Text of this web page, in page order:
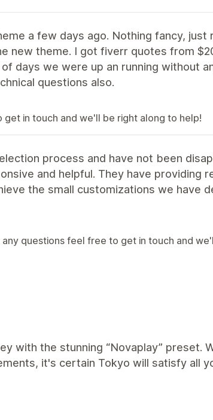
a few days ago. Nothing fancy,
new theme. I got fiverr quotes from
days we were up an running without
questions also.
in touch and we'll be right along to help!
process and have not been
and helpful. They have providing
the small customizations we have
questions feel free to get in touch and
with the stunning “Novaplay” preset.
it's certain Tokyo will satisfy all